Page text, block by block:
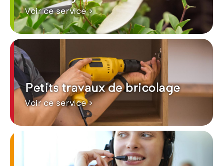
Voir ce service >
Petits travaux de bricolage
Voir ce service >